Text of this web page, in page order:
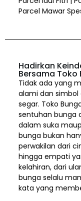
Parcel Mawar
Hadirkan
Bersama Toko
Tidak ada yang
alami dan simbol
segar. Toko
sentuhan bunga
dalam suka
bunga bukan
perwakilan dari
hingga empati
kelahiran, dari
bunga selalu
kata yang